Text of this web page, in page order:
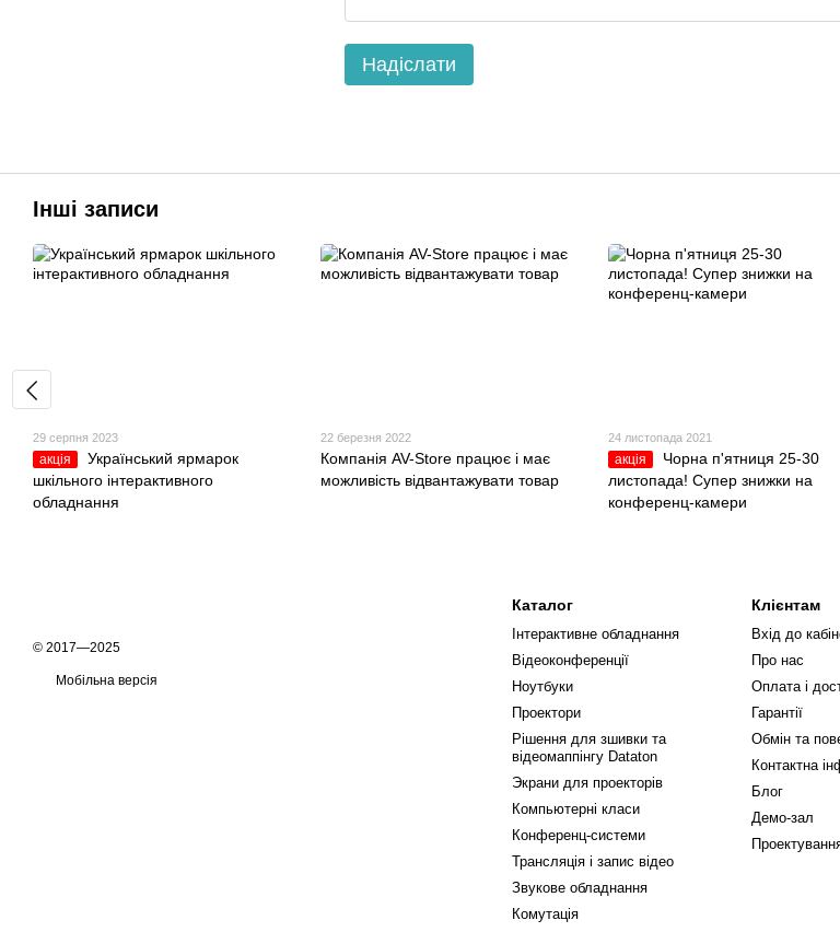
Надіслати
Інші записи
29 серпня 2023
акція
Український ярмарок
шкільного інтерактивного
обладнання
22 березня 2022
Компанія AV-Store працює і має
можливість відвантажувати товар
24 листопада 2021
акція
Чорна п'ятниця 25-30
листопада! Супер знижки на
конференц-камери
© 2017—2025
Мобільна версія
Каталог
Інтерактивне обладнання
Відеоконференції
Ноутбуки
Проектори
Рішення для зшивки та
відеомаппінгу Dataton
Экрани для проекторів
Компьютерні класи
Конференц-системи
Трансляція і запис відео
Звукове обладнання
Комутація
Клієнтам
Вхід до
Про нас
Оплата і
Гарантії
Обмін та
Контактна
Блог
Демо-зал